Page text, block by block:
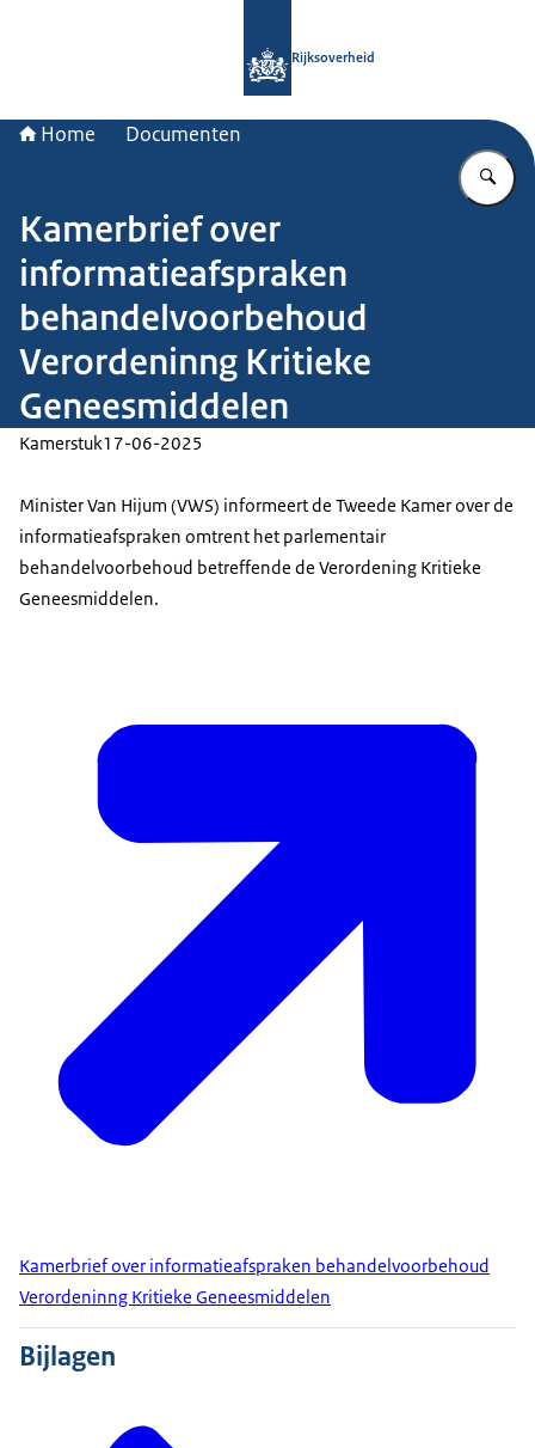
Rijksoverheid
Home Documenten
Kamerbrief over
informatieafspraken
behandelvoorbehoud
Verordeninng Kritieke
Geneesmiddelen
Kamerstuk17-06-2025
Minister Van Hijum (VWS) informeert de Tweede Kamer over de
informatieafspraken omtrent het parlementair
behandelvoorbehoud betreffende de Verordening Kritieke
Geneesmiddelen.
Kamerbrief over informatieafspraken behandelvoorbehoud
Verordeninng Kritieke Geneesmiddelen
Bijlagen